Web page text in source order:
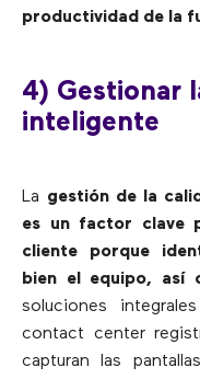
productividad de la
4) Gestionar
inteligente
La gestión de la
es un factor clave
cliente porque
bien el equipo, así
soluciones
contact center
capturan las